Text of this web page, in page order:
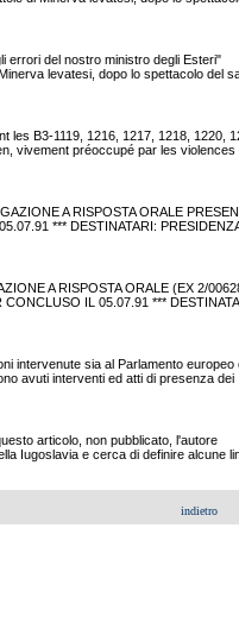
errori del nostro ministro degli Esteri"
levatesi, dopo lo spettacolo del
les B3-1119, 1216, 1217, 1218, 1220,
vivement préoccupé par les violences
A RISPOSTA ORALE
*** DESTINATARI:
A RISPOSTA ORALE (EX 2/
IL 05.07.91 ***
intervenute sia al Parlamento europeo
avuti interventi ed atti di presenza dei
articolo, non pubblicato, l'autore
Iugoslavia e cerca di definire alcune
indietro